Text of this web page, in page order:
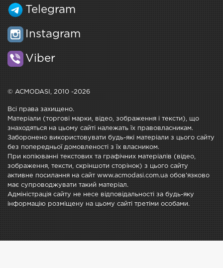
Telegram
Instagram
Viber
© ACMODASI, 2010 -2026
Всі права захищено.
Матеріали (торгові марки, відео, зображення і тексти), що
знаходяться на цьому сайті належать їх правовласникам.
Заборонено використовувати будь-які матеріали з цього сайту
без попередньої домовленості з їх власником.
При копіюванні текстових та графічних матеріалів (відео,
зображення, тексти, скріншоти сторінок) з цього сайту
активне посилання на сайт www.acmodasi.com.ua обов'язково
має супроводжувати такий матеріал.
Адміністрація сайту не несе відповідальності за будь-яку
інформацію розміщену на цьому сайті третіми особами.